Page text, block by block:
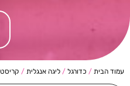
עמוד הבית / כדורגל / ליגה אנגלית /